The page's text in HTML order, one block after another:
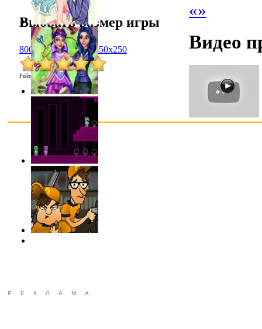
«»
Выбрать размер игры
800x600 1024x768 450x250
Рейтинг :5.0/1
Видео
РЕКЛАМА